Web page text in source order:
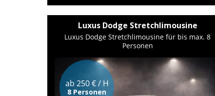
Luxus Dodge Stretchlimousine
Luxus Dodge Stretchlimousine für bis max. 8
Personen
ab 250 € / H
8 Personen